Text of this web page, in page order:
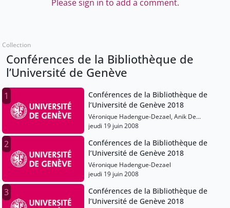
Please sign in to add a comment.
Collection
Conférences de la Bibliothèque de
l’Université de Genève
1
Conférences de la Bibliothèque de
l’Université de Genève 2018
Véronique Hadengue-Dezael, Anik De
Ribaupierre
jeudi 19 juin 2008
2
Conférences de la Bibliothèque de
l’Université de Genève 2018
Véronique Hadengue-Dezael
jeudi 19 juin 2008
3
Conférences de la Bibliothèque de
l’Université de Genève 2018